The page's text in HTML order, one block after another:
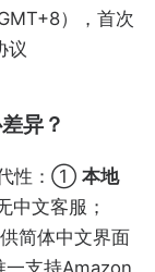
），首次
议
异？
代性：① 本地
中文客服；
简体中文界面
一支持Amazon